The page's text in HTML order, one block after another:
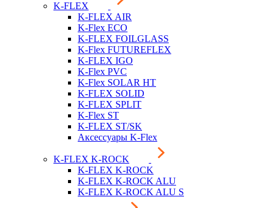
K-FLEX
K-FLEX AIR
K-Flex ECO
K-FLEX FOILGLASS
K-Flex FUTUREFLEX
K-FLEX IGO
K-Flex PVC
K-Flex SOLAR HT
K-FLEX SOLID
K-FLEX SPLIT
K-Flex ST
K-FLEX ST/SK
Аксессуары K-Flex
K-FLEX K-ROCK
K-FLEX K-ROCK
K-FLEX K-ROCK ALU
K-FLEX K-ROCK ALU S